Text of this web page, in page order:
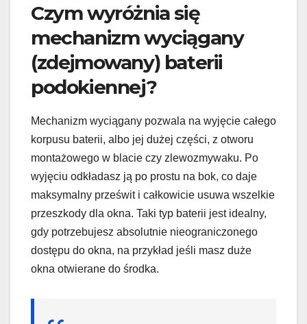
Czym wyróżnia się
mechanizm wyciągany
(zdejmowany) baterii
podokiennej?
Mechanizm wyciągany pozwala na wyjęcie całego
korpusu baterii, albo jej dużej części, z otworu
montażowego w blacie czy zlewozmywaku. Po
wyjęciu odkładasz ją po prostu na bok, co daje
maksymalny prześwit i całkowicie usuwa wszelkie
przeszkody dla okna. Taki typ baterii jest idealny,
gdy potrzebujesz absolutnie nieograniczonego
dostępu do okna, na przykład jeśli masz duże
okna otwierane do środka.